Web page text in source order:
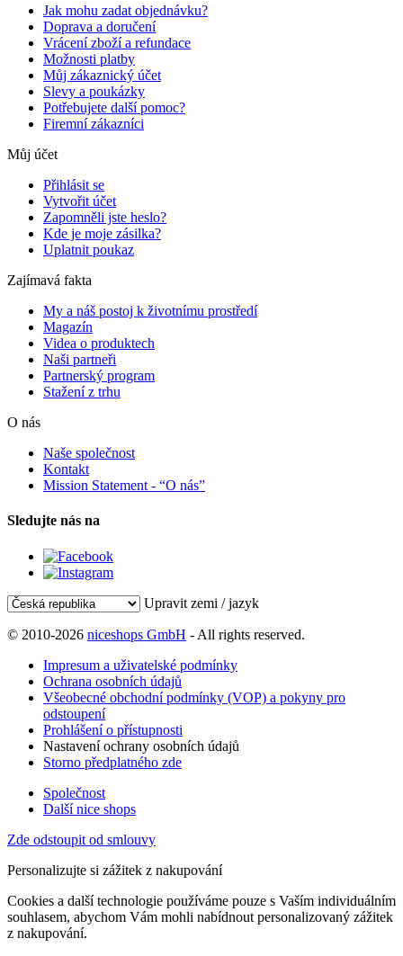
Jak mohu zadat objednávku?
Doprava a doručení
Vrácení zboží a refundace
Možnosti platby
Můj zákaznický účet
Slevy a poukázky
Potřebujete další pomoc?
Firemní zákazníci
Můj účet
Přihlásit se
Vytvořit účet
Zapomněli jste heslo?
Kde je moje zásilka?
Uplatnit poukaz
Zajímavá fakta
My a náš postoj k životnímu prostředí
Magazín
Videa o produktech
Naši partneři
Partnerský program
Stažení z trhu
O nás
Naše společnost
Kontakt
Mission Statement - “O nás”
Sledujte nás na
Upravit zemi / jazyk
© 2010-2026 niceshops GmbH - All rights reserved.
Impresum a uživatelské podmínky
Ochrana osobních údajů
Všeobecné obchodní podmínky (VOP) a pokyny pro
odstoupení
Prohlášení o přístupnosti
Nastavení ochrany osobních údajů
Storno předplatného zde
Společnost
Další nice shops
Zde odstoupit od smlouvy
Personalizujte si zážitek z nakupování
Cookies a další technologie používáme pouze s Vaším individuálním
souhlasem, abychom Vám mohli nabídnout personalizovaný zážitek
z nakupování.